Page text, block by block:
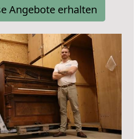
Angebote erhalten